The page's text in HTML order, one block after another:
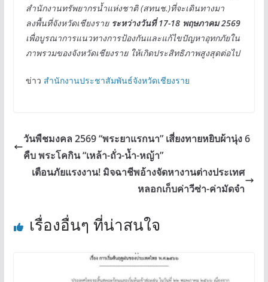
สำนักงานทรัพยากรน้ำแห่งชาติ (สทนช.)ที่จะเดินทางมา
ลงพื้นที่จังหวัดเชียงราย ระหว่างวันที่ 17-18 พฤษภาคม 2569
เพื่อบูรณาการแนวทางการป้องกันและแก้ไขปัญหาอุทกภัยใน
ภาพรวมของจังหวัดเชียงราย ให้เกิดประสิทธิภาพสูงสุดต่อไป
ข่าว สำนักงานประชาสัมพันธ์จังหวัดเชียงราย
วันพืชมงคล 2569 “พระยาแรกนา” เสี่ยงทายหยิบผ้านุ่ง 6
คืบ พระโคกิน “เหล้า-ถั่ว-น้ำ-หญ้า”
เตือนภัยแรงงาน! มิจฉาชีพอ้างจัดหางานต่างประเทศ
หลอกเก็บค่าวีซ่า-ค่ามัดจำ
เรื่องอื่นๆ ที่น่าสนใจ